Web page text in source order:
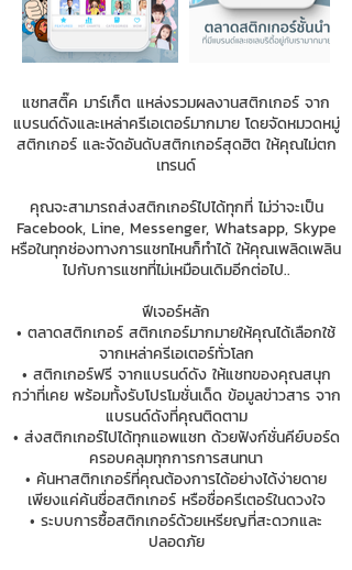
แชทสติ๊ค มาร์เก็ต แหล่งรวมผลงานสติกเกอร์ จาก
แบรนด์ดังและเหล่าครีเอเตอร์มากมาย โดยจัดหมวดหมู่
สติกเกอร์ และจัดอันดับสติกเกอร์สุดฮิต ให้คุณไม่ตก
เทรนด์
คุณจะสามารถส่งสติกเกอร์ไปได้ทุกที่ ไม่ว่าจะเป็น
Facebook, Line, Messenger, Whatsapp, Skype
หรือในทุกช่องทางการแชทไหนก็ทำได้ ให้คุณเพลิดเพลิน
ไปกับการแชทที่ไม่เหมือนเดิมอีกต่อไป..
ฟีเจอร์หลัก
• ตลาดสติกเกอร์ สติกเกอร์มากมายให้คุณได้เลือกใช้
จากเหล่าครีเอเตอร์ทั่วโลก
• สติกเกอร์ฟรี จากแบรนด์ดัง ให้แชทของคุณสนุก
กว่าที่เคย พร้อมทั้งรับโปรโมชั่นเด็ด ข้อมูลข่าวสาร จาก
แบรนด์ดังที่คุณติดตาม
• ส่งสติกเกอร์ไปได้ทุกแอพแชท ด้วยฟังก์ชั่นคีย์บอร์ด
ครอบคลุมทุกการการสนทนา
• ค้นหาสติกเกอร์ที่คุณต้องการได้อย่างได้ง่ายดาย
เพียงแค่ค้นชื่อสติกเกอร์ หรือชื่อครีเตอร์ในดวงใจ
• ระบบการซื้อสติกเกอร์ด้วยเหรียญที่สะดวกและ
ปลอดภัย